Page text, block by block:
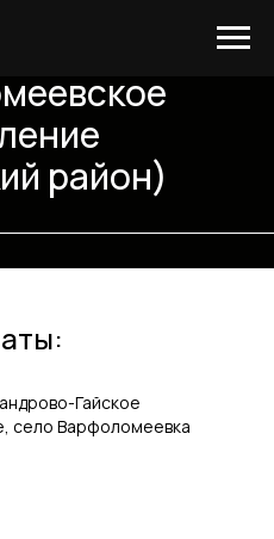
район)
Гайское
село Варфоломеевка